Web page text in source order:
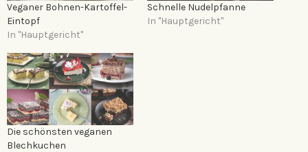
Veganer Bohnen-Kartoffel-
Eintopf
In "Hauptgericht"
Schnelle Nudelpfanne
In "Hauptgericht"
Die schönsten veganen
Blechkuchen